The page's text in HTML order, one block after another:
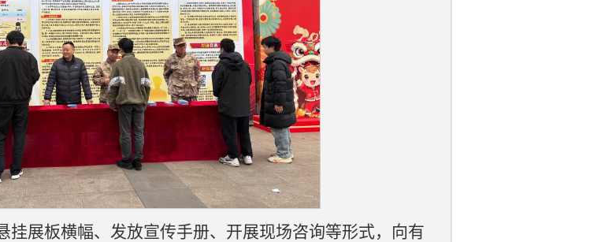
挂展板横幅、发放宣传手册、开展现场咨询等形式，向有